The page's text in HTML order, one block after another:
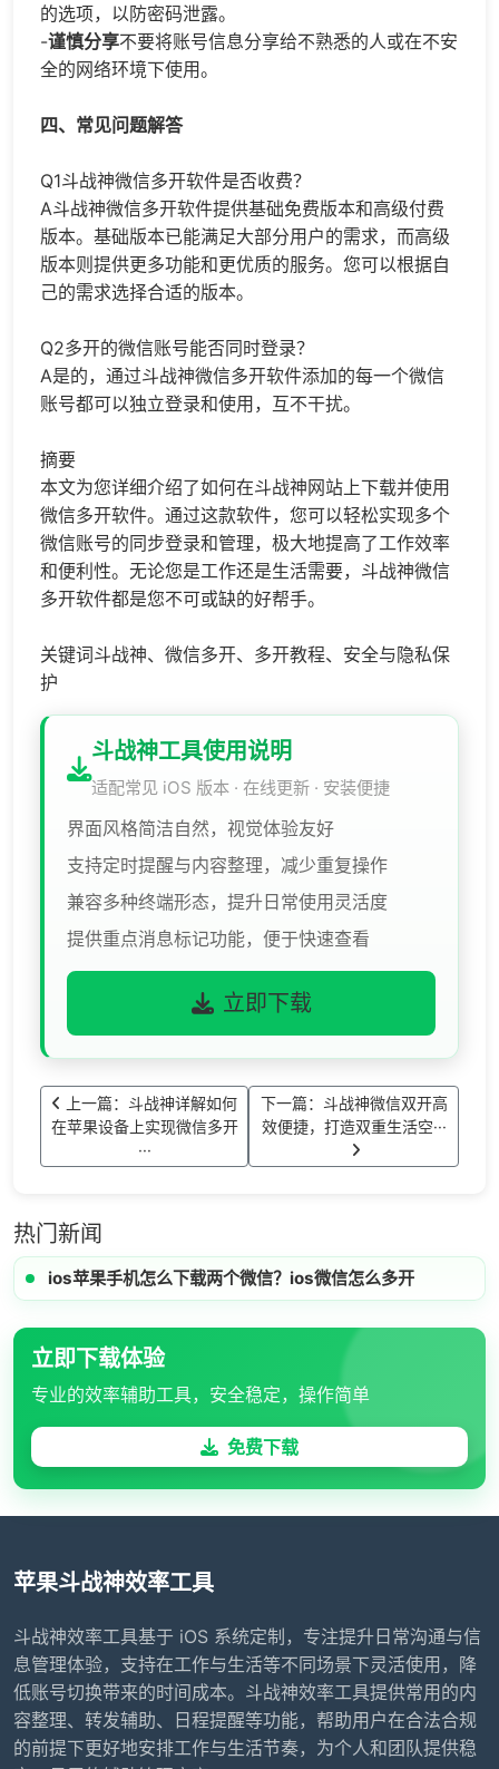
的选项，以防密码泄露。
-谨慎分享不要将账号信息分享给不熟悉的人或在不安
全的网络环境下使用。
四、常见问题解答
Q1斗战神微信多开软件是否收费？
A斗战神微信多开软件提供基础免费版本和高级付费
版本。基础版本已能满足大部分用户的需求，而高级
版本则提供更多功能和更优质的服务。您可以根据自
己的需求选择合适的版本。
Q2多开的微信账号能否同时登录？
A是的，通过斗战神微信多开软件添加的每一个微信
账号都可以独立登录和使用，互不干扰。
摘要
本文为您详细介绍了如何在斗战神网站上下载并使用
微信多开软件。通过这款软件，您可以轻松实现多个
微信账号的同步登录和管理，极大地提高了工作效率
和便利性。无论您是工作还是生活需要，斗战神微信
多开软件都是您不可或缺的好帮手。
关键词斗战神、微信多开、多开教程、安全与隐私保
护
斗战神工具使用说明
适配常见 iOS 版本 · 在线更新 · 安装便捷
界面风格简洁自然，视觉体验友好
支持定时提醒与内容整理，减少重复操作
兼容多种终端形态，提升日常使用灵活度
提供重点消息标记功能，便于快速查看
立即下载
上一篇：斗战神详解如何
在苹果设备上实现微信多开
···
下一篇：斗战神微信双开高
效便捷，打造双重生活空···
热门新闻
ios苹果手机怎么下载两个微信？ios微信怎么多开
立即下载体验
专业的效率辅助工具，安全稳定，操作简单
免费下载
苹果斗战神效率工具
斗战神效率工具基于 iOS 系统定制，专注提升日常沟通与信
息管理体验，支持在工作与生活等不同场景下灵活使用，降
低账号切换带来的时间成本。斗战神效率工具提供常用的内
容整理、转发辅助、日程提醒等功能，帮助用户在合法合规
的前提下更好地安排工作与生活节奏，为个人和团队提供稳